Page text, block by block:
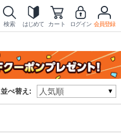
検索 はじめて カート ログイン 会員登録
並べ替え: